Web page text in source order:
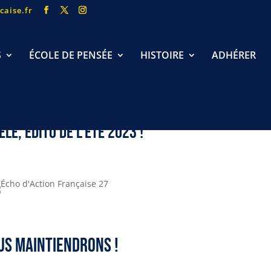
ÉCOLE DE PENSÉE HISTOIRE ADHÉRER
édito de l’été 2023 !
maintiendrons !